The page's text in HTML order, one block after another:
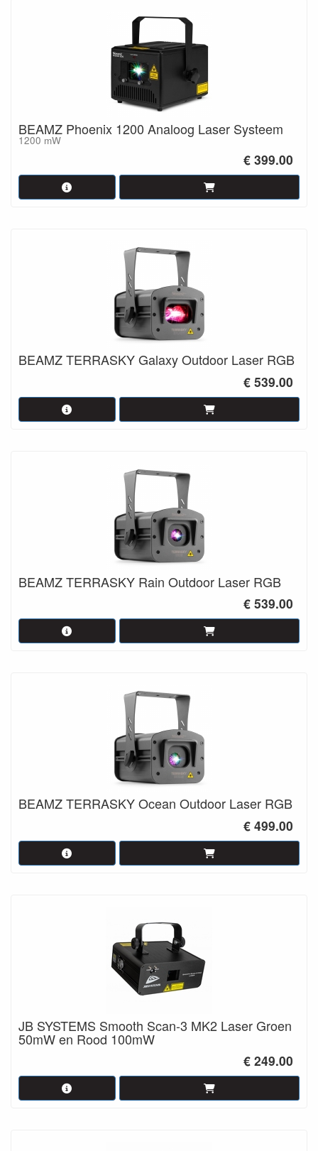
BEAMZ Phoenix 1200 Analoog Laser Systeem
1200 mW
€ 399.00
BEAMZ TERRASKY Galaxy Outdoor Laser RGB
€ 539.00
BEAMZ TERRASKY Rain Outdoor Laser RGB
€ 539.00
BEAMZ TERRASKY Ocean Outdoor Laser RGB
€ 499.00
JB SYSTEMS Smooth Scan-3 MK2 Laser Groen
50mW en Rood 100mW
€ 249.00